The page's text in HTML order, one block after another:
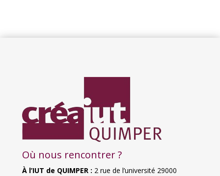
Où nous rencontrer ?
À l’IUT de QUIMPER : 2rue de l’université 29000